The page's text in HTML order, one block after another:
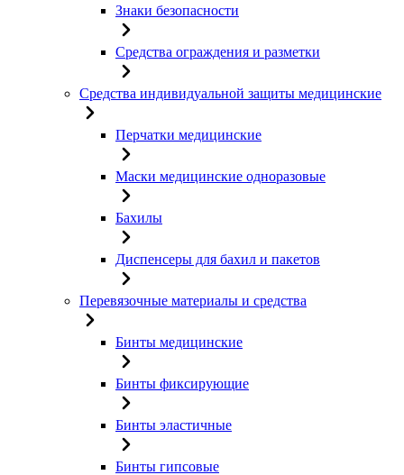
Знаки безопасности
Средства ограждения и разметки
Средства индивидуальной защиты медицинские
Перчатки медицинские
Маски медицинские одноразовые
Бахилы
Диспенсеры для бахил и пакетов
Перевязочные материалы и средства
Бинты медицинские
Бинты фиксирующие
Бинты эластичные
Бинты гипсовые